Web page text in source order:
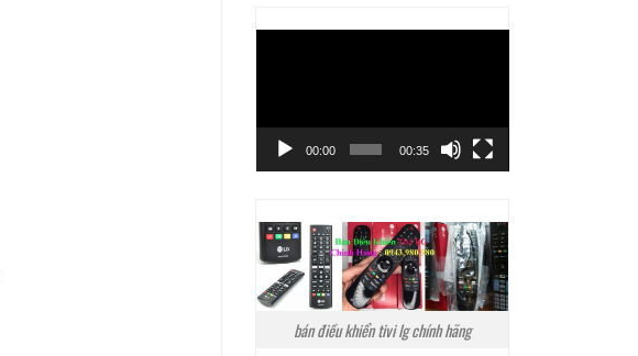
00:00 00:35
bán điều khiển tivi lg chính hãng